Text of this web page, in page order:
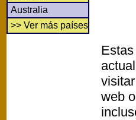
Australia
>> Ver más países
web